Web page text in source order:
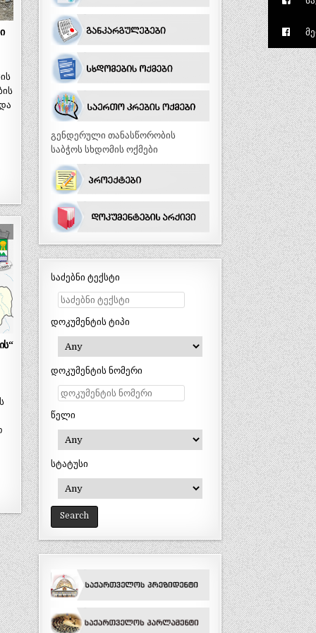
გენდერული თანასწორობის
საბჭოს სხდომის ოქმები
საძებნი ტექსტი
დოკუმენტის ტიპი
დოკუმენტის ნომერი
წელი
სტატუსი